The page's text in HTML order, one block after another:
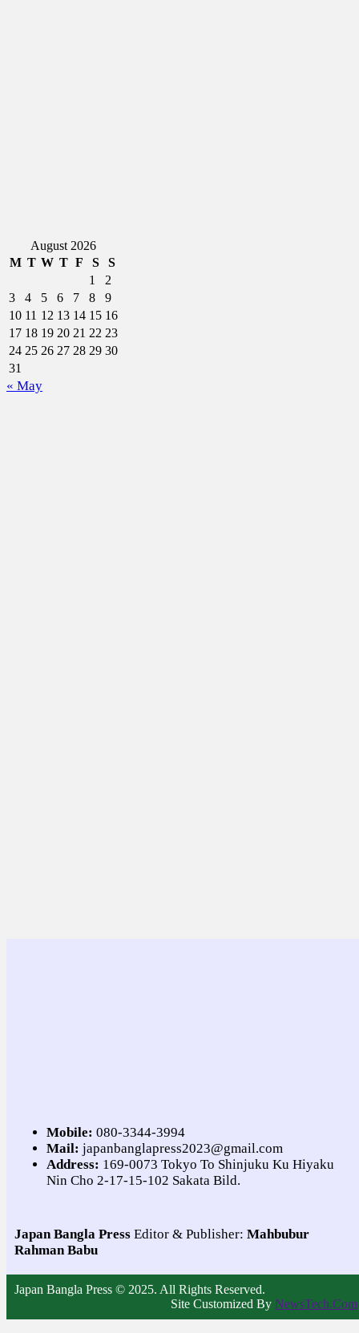
August 2026
M T W T F S
S
1
2
3
4 5 6 7 8
9
10 11 12 13 14 15 16
17 18 19 20 21 22 23
24 25 26 27 28 29 30
31
« May
Mobile: 080-3344-3994
Mail: japanbanglapress2023@gmail.com
Address: 169-0073 Tokyo To Shinjuku Ku Hiyaku
Nin Cho 2-17-15-102 Sakata Bild.
Japan Bangla Press Editor & Publisher: Mahbubur
Rahman Babu
Japan Bangla Press © 2025. All Rights Reserved.
Site Customized By NewsTech.Com